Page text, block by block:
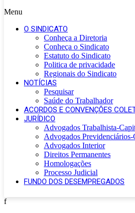
Menu
O SINDICATO
Conheça a Diretoria
Conheça o Sindicato
Estatuto do Sindicato
Politica de privacidade
Regionais do Sindicato
NOTÍCIAS
Pesquisar
Saúde do Trabalhador
ACORDOS E CONVENÇÕES
JURÍDICO
Advogados Trabalhista-
Advogados
Advogados Interior
Direitos Permanentes
Homologações
Processo Judicial
FUNDO DOS DESEMPREGADOS
f